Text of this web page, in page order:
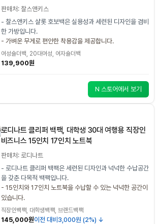
판매처: 찰스앤키스
- 찰스앤키스 샬롯 호보백은 실용성과 세련된 디자인을 겸비
한 가방입니다.
- 가벼운 무게로 편안한 착용감을 제공합니다.
여성숄더백, 20대여성, 여자숄더백
139,900원
N 스토어에서 보기
로디나트 클리퍼 백팩, 대학생 30대 여행용 직장인
비즈니스 15인치 17인치 노트북
판매처: 로디나트
- 로디나트 클리퍼 백팩은 세련된 디자인과 넉넉한 수납공간
을 갖춘 다목적 백팩입니다.
- 15인치와 17인치 노트북을 수납할 수 있는 넉넉한 공간이
있습니다.
직장인백팩, 대학생백팩, 브랜드백팩
145,000원이전 대비3,000원 (2%) ↓